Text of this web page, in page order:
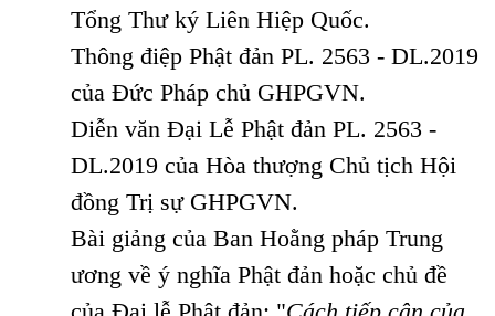
Tổng Thư ký Liên Hiệp Quốc.
Thông điệp Phật đản PL. 2563 - DL.2019
của Đức Pháp chủ GHPGVN.
Diễn văn Đại Lễ Phật đản PL. 2563 -
DL.2019 của Hòa thượng Chủ tịch Hội
đồng Trị sự GHPGVN.
Bài giảng của Ban Hoằng pháp Trung
ương về ý nghĩa Phật đản hoặc chủ đề